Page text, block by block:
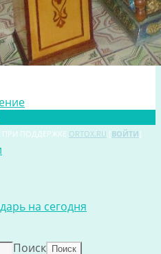
ПРИ ПОДДЕРЖКЕ ORTOX.RU [ВОЙТИ]
на сегодня
Поиск